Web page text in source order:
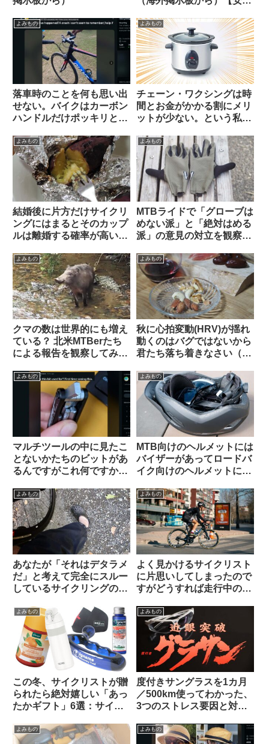
泣かない価格】
よみもの
落車時のことを何も思い出
せない。バイクはカーボン
ハンドルだけポッキリと。
う？（海外掲示板から）
よみもの
チェーン・ワクシングは時
間とお金がかかる割にメリ
ットが少ない。という私の
ト？】（海外掲示板から）
よみもの
結婚後に片方だけサイクリ
ングにはまるとそのカップ
ルは離婚する確率が高い？
よみもの
MTBライドで「グローブは
めない派」と「絶対はめる
派」の意見の対立を観察す
よみもの
クマの数は世界的にも増え
ている？ 北米MTBerたち
による報告を観察してみよ
よみもの
秋に心拍変動(HRV)が揺れ
動くのはバグではないから
君たち落ち着きなさい（海
察）
よみもの
マルチツールの中に見たこ
とないかたちのビットがあ
るんですがこれ何ですか？
と詰むやつ】
よみもの
MTB向けのヘルメットには
バイザーがあってロードバ
イク向けのヘルメットにな
示板から）
よみもの
あなたが「それはデタラメ
だ」と考えて完全にスルー
しているサイクリングの
ですか（海外掲示板から）
よみもの
よく見かけるサイクリスト
に片思いしてしまったので
すがどうすれば走行中の彼
（海外掲示板から）
よみもの
この冬、サイクリストが贈
られたら絶対嬉しい「あっ
たかギフト」6選：サイズ
いなく感謝されます
よみもの
度付きサングラスを1カ月
／500km使ってわかった、
3つのストレス要因と対策
は解決策あり】
よみもの よみもの